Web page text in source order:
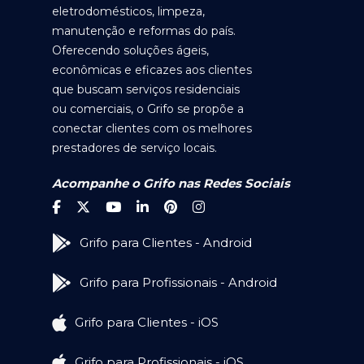
eletrodomésticos, limpeza,
manutenção e reformas do país.
Oferecendo soluções ágeis,
econômicas e eficazes aos clientes
que buscam serviços residenciais
ou comerciais, o Grifo se propõe a
conectar clientes com os melhores
prestadores de serviço locais.
Acompanhe o Grifo nas Redes Sociais
Grifo para Clientes - Android
Grifo para Profissionais - Android
Grifo para Clientes - iOS